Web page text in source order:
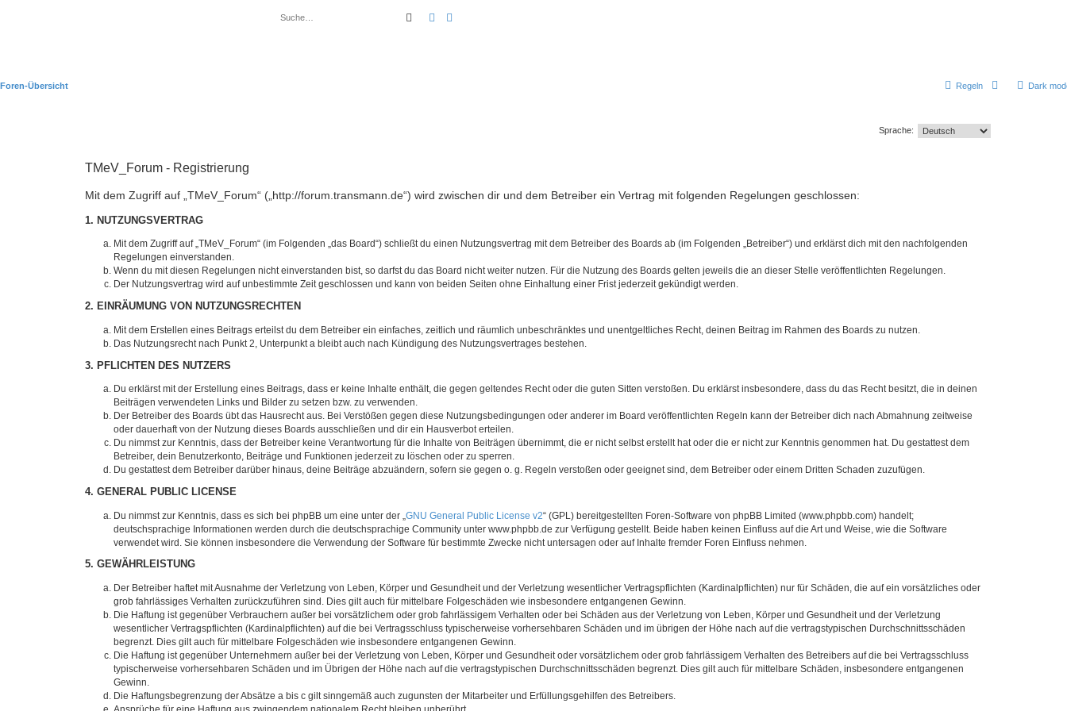
Suche Erweiterte Suche
Dark
Regeln
Foren-Übersicht
Sprache:
TMeV_Forum - Registrierung
Mit dem Zugriff auf „TMeV_Forum“ („http://forum.transmann.de“) wird zwischen dir und dem Betreiber ein Vertrag mit folgenden Regelungen geschlossen:
1. NUTZUNGSVERTRAG
Mit dem Zugriff auf „TMeV_Forum“ (im Folgenden „das Board“) schließt du einen Nutzungsvertrag mit dem Betreiber des Boards ab (im Folgenden „Betreiber“) und erklärst dich mit den nachfolgenden
Regelungen einverstanden.
Wenn du mit diesen Regelungen nicht einverstanden bist, so darfst du das Board nicht weiter nutzen. Für die Nutzung des Boards gelten jeweils die an dieser Stelle veröffentlichten Regelungen.
Der Nutzungsvertrag wird auf unbestimmte Zeit geschlossen und kann von beiden Seiten ohne Einhaltung einer Frist jederzeit gekündigt werden.
2. EINRÄUMUNG VON NUTZUNGSRECHTEN
Mit dem Erstellen eines Beitrags erteilst du dem Betreiber ein einfaches, zeitlich und räumlich unbeschränktes und unentgeltliches Recht, deinen Beitrag im Rahmen des Boards zu nutzen.
Das Nutzungsrecht nach Punkt 2, Unterpunkt a bleibt auch nach Kündigung des Nutzungsvertrages bestehen.
3. PFLICHTEN DES NUTZERS
Du erklärst mit der Erstellung eines Beitrags, dass er keine Inhalte enthält, die gegen geltendes Recht oder die guten Sitten verstoßen. Du erklärst insbesondere, dass du das Recht besitzt, die in deinen
Beiträgen verwendeten Links und Bilder zu setzen bzw. zu verwenden.
Der Betreiber des Boards übt das Hausrecht aus. Bei Verstößen gegen diese Nutzungsbedingungen oder anderer im Board veröffentlichten Regeln kann der Betreiber dich nach Abmahnung zeitweise
oder dauerhaft von der Nutzung dieses Boards ausschließen und dir ein Hausverbot erteilen.
Du nimmst zur Kenntnis, dass der Betreiber keine Verantwortung für die Inhalte von Beiträgen übernimmt, die er nicht selbst erstellt hat oder die er nicht zur Kenntnis genommen hat. Du gestattest dem
Betreiber, dein Benutzerkonto, Beiträge und Funktionen jederzeit zu löschen oder zu sperren.
Du gestattest dem Betreiber darüber hinaus, deine Beiträge abzuändern, sofern sie gegen o. g. Regeln verstoßen oder geeignet sind, dem Betreiber oder einem Dritten Schaden zuzufügen.
4. GENERAL PUBLIC LICENSE
Du nimmst zur Kenntnis, dass es sich bei phpBB um eine unter der „ GNU General Public License v2“ (GPL) bereitgestellten Foren-Software von phpBB Limited (www.phpbb.com) handelt;
deutschsprachige Informationen werden durch die deutschsprachige Community unter www.phpbb.de zur Verfügung gestellt. Beide haben keinen Einfluss auf die Art und Weise, wie die Software
verwendet wird. Sie können insbesondere die Verwendung der Software für bestimmte Zwecke nicht untersagen oder auf Inhalte fremder Foren Einfluss nehmen.
5. GEWÄHRLEISTUNG
Der Betreiber haftet mit Ausnahme der Verletzung von Leben, Körper und Gesundheit und der Verletzung wesentlicher Vertragspflichten (Kardinalpflichten) nur für Schäden, die auf ein vorsätzliches oder
grob fahrlässiges Verhalten zurückzuführen sind. Dies gilt auch für mittelbare Folgeschäden wie insbesondere entgangenen Gewinn.
Die Haftung ist gegenüber Verbrauchern außer bei vorsätzlichem oder grob fahrlässigem Verhalten oder bei Schäden aus der Verletzung von Leben, Körper und Gesundheit und der Verletzung
wesentlicher Vertragspflichten (Kardinalpflichten) auf die bei Vertragsschluss typischerweise vorhersehbaren Schäden und im übrigen der Höhe nach auf die vertragstypischen Durchschnittsschäden
begrenzt. Dies gilt auch für mittelbare Folgeschäden wie insbesondere entgangenen Gewinn.
Die Haftung ist gegenüber Unternehmern außer bei der Verletzung von Leben, Körper und Gesundheit oder vorsätzlichem oder grob fahrlässigem Verhalten des Betreibers auf die bei Vertragsschluss
typischerweise vorhersehbaren Schäden und im Übrigen der Höhe nach auf die vertragstypischen Durchschnittsschäden begrenzt. Dies gilt auch für mittelbare Schäden, insbesondere entgangenen
Gewinn.
Die Haftungsbegrenzung der Absätze a bis c gilt sinngemäß auch zugunsten der Mitarbeiter und Erfüllungsgehilfen des Betreibers.